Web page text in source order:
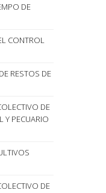
DE
CONTROL
RESTOS DE
DE
Y PECUARIO
DE